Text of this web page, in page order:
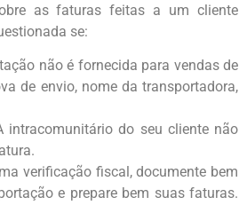
as faturas feitas a um cliente
se:
não é fornecida para vendas de
de envio, nome da transportadora,
intracomunitário do seu cliente não
verificação fiscal, documente bem
e prepare bem suas faturas.